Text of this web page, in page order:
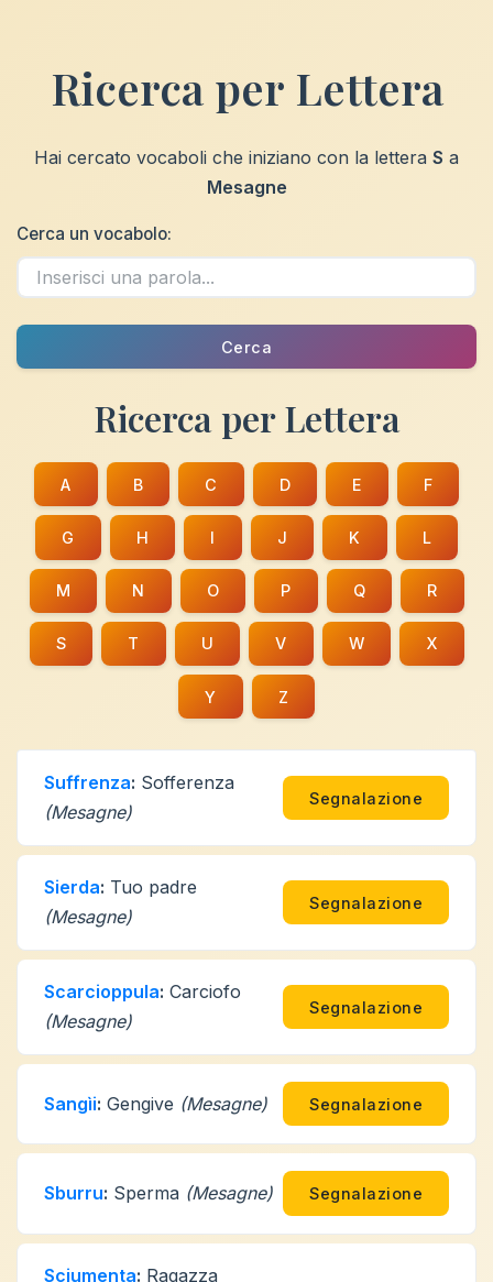
Ricerca per Lettera
Hai cercato vocaboli che iniziano con la lettera S a
Mesagne
Cerca un vocabolo:
Cerca
Ricerca per Lettera
A B C D E F
G H I J K L
M N O P Q R
S T U V W X
Y Z
Suffrenza: Sofferenza
(Mesagne)
Segnalazione
Sierda: Tuo padre
(Mesagne)
Segnalazione
Scarcioppula: Carciofo
(Mesagne)
Segnalazione
Sangìi: Gengive (Mesagne) Segnalazione
Sburru: Sperma (Mesagne) Segnalazione
Sciumenta: Ragazza